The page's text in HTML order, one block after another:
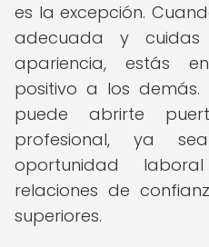
es la excepción.
adecuada y
apariencia, estás
positivo a los demás.
puede abrirte
profesional, ya
oportunidad
relaciones de
superiores.